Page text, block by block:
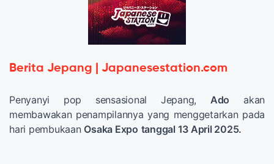
Berita Jepang | Japanesestation.com
Penyanyi pop sensasional Jepang, Ado akan
membawakan penampilannya yang menggetarkan pada
hari pembukaan Osaka Expo tanggal 13 April 2025.